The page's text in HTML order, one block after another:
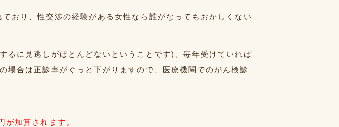
おり、性交渉の経験がある女性なら誰がなってもおかしくない
るに見逃しがほとんどないということです)、毎年受けていれば
場合は正診率がぐっと下がりますので、医療機関でのがん検診
加算されます。